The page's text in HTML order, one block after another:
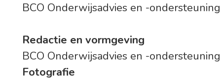
BCO Onderwijsadvies en -
Redactie en vormgeving
BCO Onderwijsadvies en -ondersteuning
Fotografie